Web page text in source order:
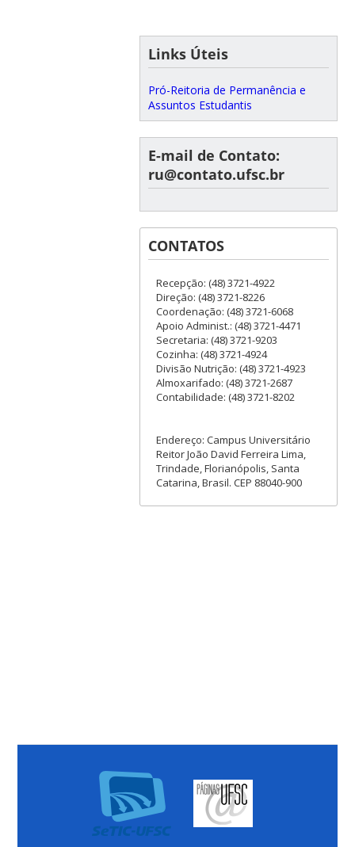
Links Úteis
Pró-Reitoria de Permanência e
Assuntos Estudantis
E-mail de Contato:
ru@contato.ufsc.br
CONTATOS
Recepção: (48) 3721-4922
Direção: (48) 3721-8226
Coordenação: (48) 3721-6068
Apoio Administ.: (48) 3721-4471
Secretaria: (48) 3721-9203
Cozinha: (48) 3721-4924
Divisão Nutrição: (48) 3721-4923
Almoxarifado: (48) 3721-2687
Contabilidade: (48) 3721-8202
Endereço: Campus Universitário
Reitor João David Ferreira Lima,
Trindade, Florianópolis, Santa
Catarina, Brasil. CEP 88040-900